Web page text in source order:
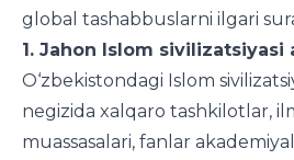
global tashabbuslarni ilgari
1. Jahon Islom sivilizatsiyasi
O‘zbekistondagi Islom
negizida xalqaro tashkilotlar,
muassasalari, fanlar